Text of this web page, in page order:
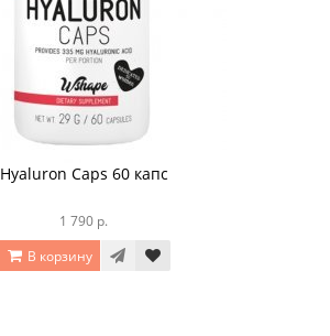
Hyaluron Caps 60 капс
1 790 р.
В корзину